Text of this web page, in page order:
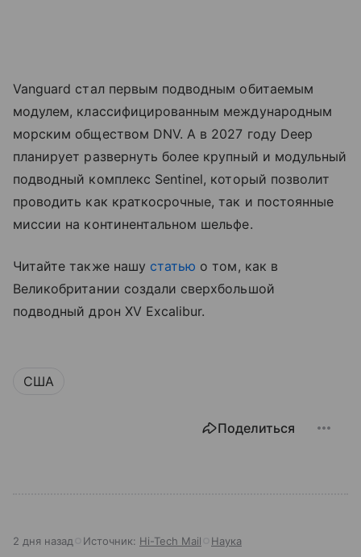
Vanguard стал первым подводным обитаемым
модулем, классифицированным международным
морским обществом DNV. А в 2027 году Deep
планирует развернуть более крупный и модульный
подводный комплекс Sentinel, который позволит
проводить как краткосрочные, так и постоянные
миссии на континентальном шельфе.
Читайте также нашу статью о том, как в
Великобритании создали сверхбольшой
подводный дрон XV Excalibur.
США
Поделиться
2 дня назад Источник: Hi-Tech Mail Наука